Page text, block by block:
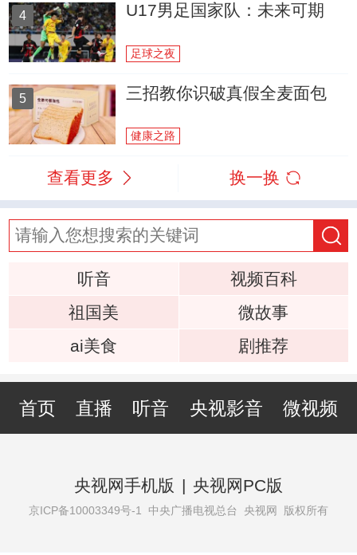
4 U17男足国家队：未来可期
足球之夜
5 三招教你识破真假全麦面包
健康之路
查看更多 换一换
听音
视频百科
祖国美
微故事
ai美食
剧推荐
首页 直播 听音 央视影音 微视频
央视网手机版 | 央视网PC版
京ICP备10003349号-1 中央广播电视总台 央视网 版权所有